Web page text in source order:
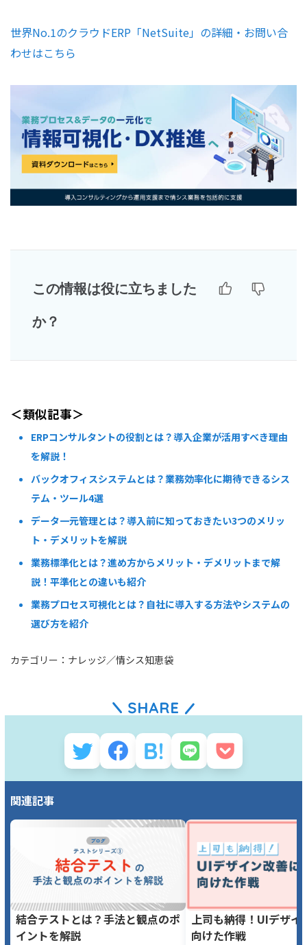
世界No.1のクラウドERP「NetSuite」の詳細・お問い合
わせはこちら
この情報は役に立ちました
か？
＜類似記事＞
ERPコンサルタントの役割とは？導入企業が活用すべき理由
を解説！
バックオフィスシステムとは？業務効率化に期待できるシス
テム・ツール4選
データ一元管理とは？導入前に知っておきたい3つのメリッ
ト・デメリットを解説
業務標準化とは？進め方からメリット・デメリットまで解
説！平準化との違いも紹介
業務プロセス可視化とは？自社に導入する方法やシステムの
選び方を紹介
カテゴリー： ナレッジ／情シス知恵袋
関連記事
結合テストとは？手法と観点のポ
イントを解説
上司も納得！UIデザイ
向けた作戦